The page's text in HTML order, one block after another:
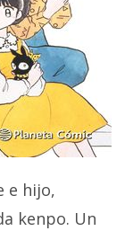
e hijo,
kenpo. Un